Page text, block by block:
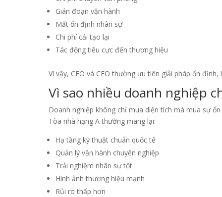
Gián đoạn vận hành
Mất ổn định nhân sự
Chi phí cải tạo lại
Tác động tiêu cực đến thương hiệu
Vì vậy, CFO và CEO thường ưu tiên giải pháp ổn
Vì sao nhiều doanh nghiệp
Doanh nghiệp không chỉ mua diện tích mà mua sự
Tòa nhà hạng A thường mang lại:
Hạ tầng kỹ thuật chuẩn quốc tế
Quản lý vận hành chuyên nghiệp
Trải nghiệm nhân sự tốt
Hình ảnh thương hiệu mạnh
Rủi ro thấp hơn